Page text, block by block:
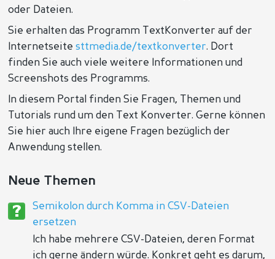
oder Dateien.
Sie erhalten das Programm TextKonverter auf der
Internetseitesttmedia.de/textkonverter. Dort
finden Sie auch viele weitere Informationen und
Screenshots des Programms.
In diesem Portal finden Sie Fragen, Themen und
Tutorials rund um den Text Konverter. Gerne können
Sie hier auch Ihre eigene Fragen bezüglich der
Anwendung stellen.
Neue Themen
Semikolon durch Komma in CSV-Dateien
ersetzen
Ich habe mehrere CSV-Dateien, deren Format
ich gerne ändern würde. Konkret geht es darum,